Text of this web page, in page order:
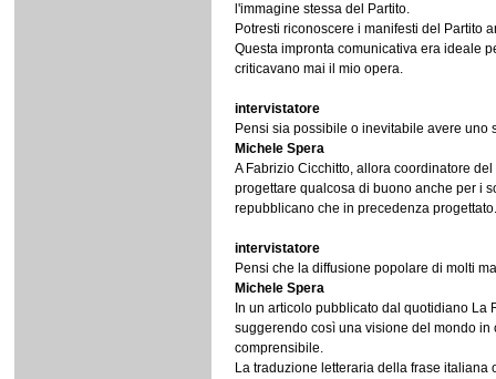
l'immagine stessa del Partito.
Potresti riconoscere i manifesti del Partito
Questa impronta comunicativa era ideale
criticavano mai il mio opera.
intervistatore
Pensi sia possibile o inevitabile avere uno
Michele Spera
A Fabrizio Cicchitto, allora coordinatore
progettare qualcosa di buono anche per i
repubblicano che in precedenza progettato.
intervistatore
Pensi che la diffusione popolare di molti
Michele Spera
In un articolo pubblicato dal quotidiano
suggerendo così una visione del mondo
comprensibile.
La traduzione letteraria della frase italiana